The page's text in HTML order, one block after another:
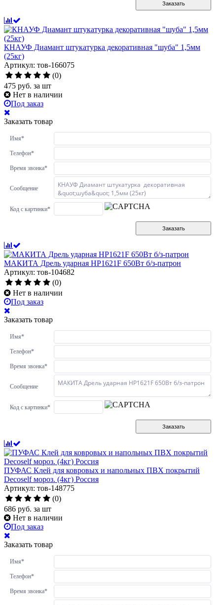
Заказать
КНАУФ Диамант штукатурка декоративная "шуба" 1,5мм
(25кг)
Артикул: тов-166075
(0)
475 руб. за шт
Нет в наличии
Под заказ
Заказать товар
Имя*
Телефон*
Время звонка*
Сообщение
Код с картинки*
Заказать
МАКИТА Дрель ударная HP1621F 650Вт б/з-патрон
Артикул: тов-104682
(0)
Нет в наличии
Под заказ
Заказать товар
Имя*
Телефон*
Время звонка*
Сообщение
Код с картинки*
Заказать
ПУФАС Клей для ковровых и напольных ПВХ покрытий
Decoself мороз. (4кг) Россия
Артикул: тов-148775
(0)
686 руб. за шт
Нет в наличии
Под заказ
Заказать товар
Имя*
Телефон*
Время звонка*